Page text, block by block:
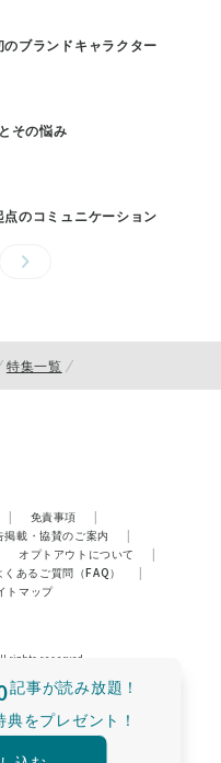
のブランドキャラクター
その悩み
点のコミュニケーション
記事が読み放題！
をプレゼント！
特集一覧
| 免責事項
|
掲載・協賛のご案内
|
オプトアウトについて
|
くあるご質問（FAQ）
|
トマップ
rights reserved.